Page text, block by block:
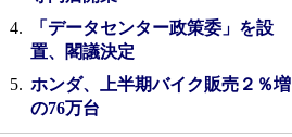
「データセンター政策委」を設
置、閣議決定
ホンダ、上半期バイク販売２％増
の76万台